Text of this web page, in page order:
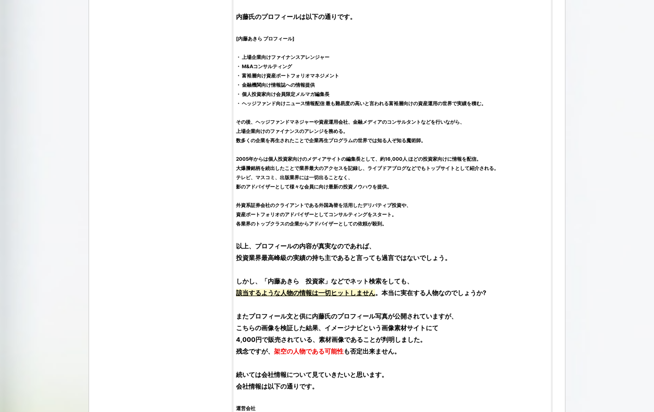
内藤氏のプロフィールは以下の通りです。
[内藤あきら プロフィール]
・ 上場企業向けファイナンスアレンジャー
・ M&Aコンサルティング
・ 富裕層向け資産ポートフォリオマネジメント
・ 金融機関向け情報誌への情報提供
・ 個人投資家向け会員限定メルマガ編集長
・ ヘッジファンド向けニュース情報配信 最も難易度の高いと言われる富裕層向けの資産運用の世界で実績を積む。
その後、ヘッジファンドマネジャーや資産運用会社、金融メディアのコンサルタントなどを行いながら、
上場企業向けのファイナンスのアレンジを務める。
数多くの企業を再生されたことで企業再生プログラムの世界では知る人ぞ知る魔術師。
2005年からは個人投資家向けのメディアサイトの編集長として、約16,000人 ほどの投資家向けに情報を配信。
大爆謄銘柄を続出したことで業界最大のアクセスを記録し、ライブドアブログなどでもトップサイトとして紹介される。
テレビ、マスコミ、出版業界には一切出ることなく、
影のアドバイザーとして様々な会員に向け最新の投資 ノウハウを提供。
外資系証券会社のクライアントである外国為替を活用したデリバティブ投資や、
資産ポートフォリオのアドバイザーとしてコンサルティングをスタート。
各業界のトップクラスの企業からアドバイザーとしての依頼が殺到。
以上、プロフィールの内容が真実なのであれば、
投資業界最高峰級の実績の持ち主であると言っても過言ではないでしょう。
しかし、「内藤あきら 投資家 」などでネット検索をしても、
該当するような人物の情報は一切ヒットしません。本当に実在する人物なのでしょうか?
またプロフィール文と供に内藤氏のプロフィール写真が公開されていますが、
こちらの画像を検証した結果、イメージナビという画像素材サイトにて
4,000円で販売されている、素材画像であることが判明しました。
残念ですが、 架空の人物である可能性も否定出来ません。
続いては会社情報について見ていきたいと思います。
会社情報は以下の通りです。
運営会社